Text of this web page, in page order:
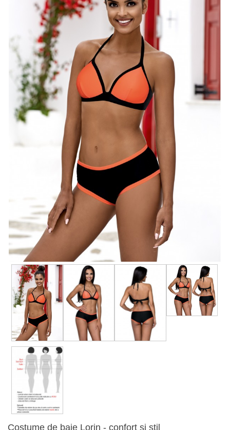
Costume de baie Lorin - confort si stil